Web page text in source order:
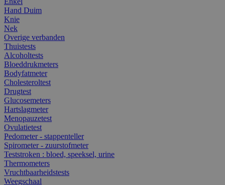
Hand Duim
Knie
Nek
Overige verbanden
Thuistests
Alcoholtests
Bloeddrukmeters
Bodyfatmeter
Cholesteroltest
Drugtest
Glucosemeters
Hartslagmeter
Menopauzetest
Ovulatietest
Pedometer - stappenteller
Spirometer - zuurstofmeter
Teststroken : bloed, speeksel, urine
Thermometers
Vruchtbaarheidstests
Weegschaal